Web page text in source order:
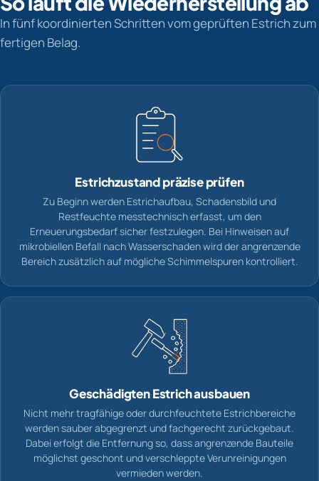
In fünf koordinierten Schritten vom geprüften Estrich zum
fertigen Belag.
Estrichzustand präzise prüfen
Zu Beginn werden Estrichaufbau, Schadensbild und
Restfeuchte messtechnisch erfasst, um den
Erneuerungsbedarf sicher festzulegen. Bei Hinweisen auf
mikrobiellen Befall nach Wasserschaden wird der angrenzende
Bereich zusätzlich auf mögliche Schimmelspuren kontrolliert.
Geschädigten Estrich ausbauen
Nicht mehr tragfähige oder durchfeuchtete Estrichbereiche
werden sauber abgegrenzt und fachgerecht zurückgebaut.
Dabei erfolgt die Entfernung so, dass angrenzende Bauteile
möglichst geschont und verschleppte Verunreinigungen
vermieden werden.